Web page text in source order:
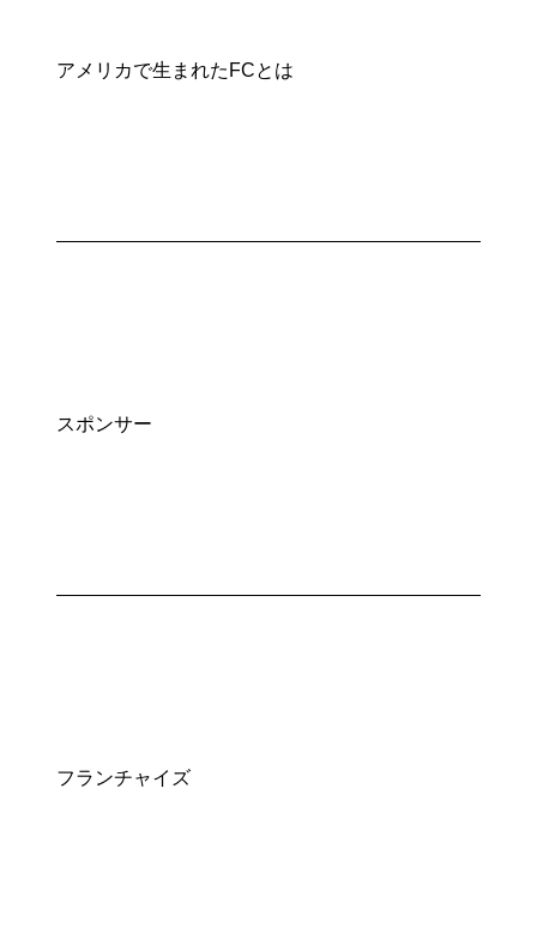
アメリカで生まれたFCとは
スポンサー
フランチャイズ